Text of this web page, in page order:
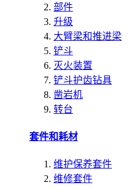
部件
升级
大臂梁和推进梁
铲斗
灭火装置
铲斗护齿钻具
凿岩机
转台
套件和耗材
维护保养套件
维修套件